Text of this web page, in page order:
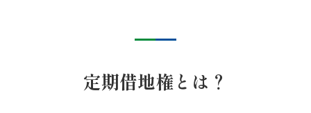
定期借地権とは？